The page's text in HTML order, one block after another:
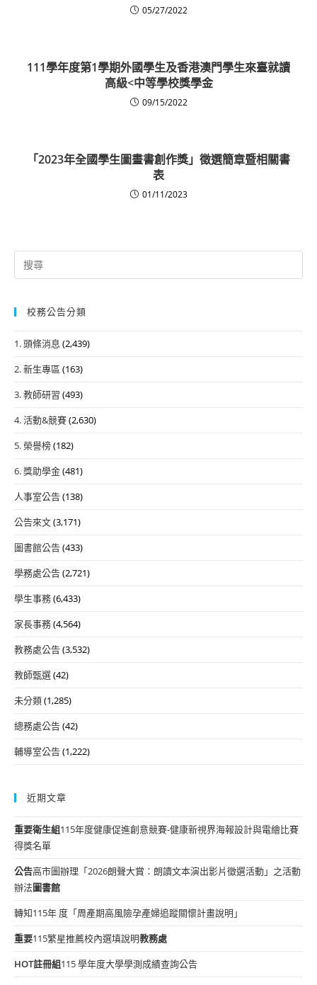
05/27/2022
111學年度第1學期外國學生及香港澳門學生來臺就讀
高級<中等學校獎學金
09/15/2022
「2023年全國學生圖畫書創作獎」徵選簡章暨相關書
表
01/11/2023
Search
for:
校務公告分類
1. 頭條消息 (2,439)
2. 新生專區 (163)
3. 教師研習 (493)
4. 活動&競賽(2,630)
5. 榮譽榜(182)
6. 獎助學金(481)
人事室公告(138)
公告來文(3,171)
圖書館公告(433)
學務處公告(2,721)
學生事務(6,433)
家長事務(4,564)
教務處公告(3,532)
教師甄選(42)
未分類(1,285)
總務處公告(42)
輔導室公告(1,222)
近期文章
重要衛生組115年度健康促進創意競賽-健康新視界海報設計與電繪比賽
得獎名單
公告高市圖辦理「2026朗聲大賞：朗讀文本演出影片徵選活動」之活動
辦法圖書館
轉知115年 度「周產期高風險孕產婦追蹤關懷計畫說明」
重要115繁星推薦校內選填說明教務處
HOT註冊組115 學年度大學學測成績查詢公告